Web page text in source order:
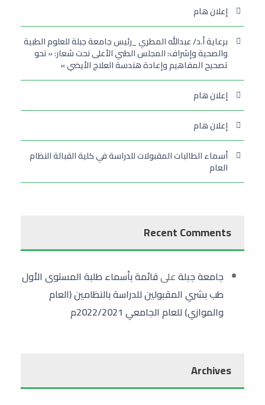
إعلان هام
برعاية أ.د/ عبدالله المطري _رئيس جامعة جبلة للعلوم الطبية
والصحية وإشراف: المجلس الطبي الأعلى نحت شعار: « نحو
تصحيح المفاهيم وإعادة هندسة العلاج الأيضي »
إعلان هام
إعلان هام
أسماء الطالبات المقبولات للدراسة في كلية القبالة النظام
العام
Recent Comments
جامعة جبلةعلىقائمة بأسماء طلبة المستوى الأول
طب بشري المقبولين للدراسة بالنظامين (العام
والموازي) للعام الجامعي 2022/2021م
Archives